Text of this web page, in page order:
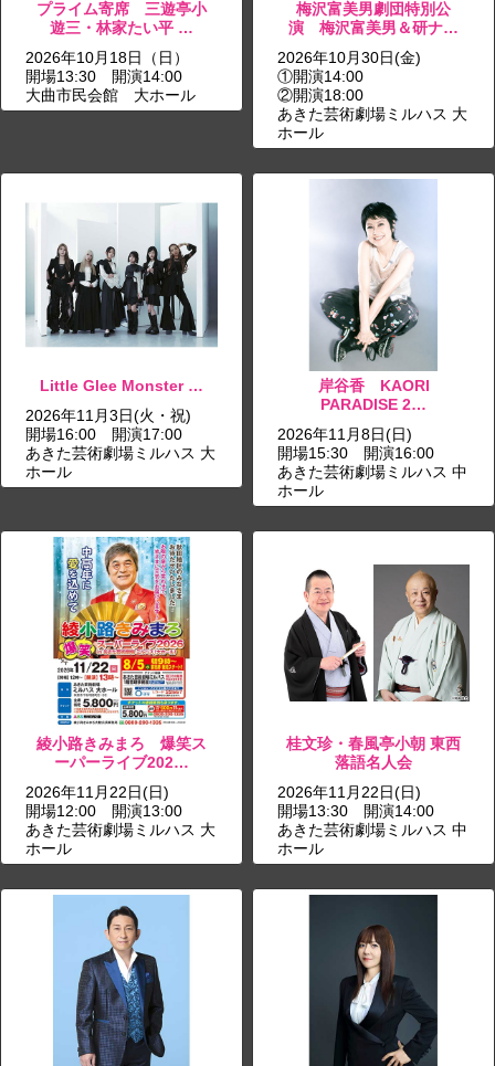
プライム寄席 三遊亭小
遊三・林家たい平 …
2026年10月18日（日）
開場13:30 開演14:00
大曲市民会館 大ホール
梅沢富美男劇団特別公
演 梅沢富美男＆研ナ…
2026年10月30日(金)
①開演14:00
②開演18:00
あきた芸術劇場ミルハス 大
ホール
Little Glee Monster …
2026年11月3日(火・祝)
開場16:00 開演17:00
あきた芸術劇場ミルハス 大
ホール
岸谷香 KAORI
PARADISE 2…
2026年11月8日(日)
開場15:30 開演16:00
あきた芸術劇場ミルハス 中
ホール
綾小路きみまろ 爆笑ス
ーパーライブ202…
2026年11月22日(日)
開場12:00 開演13:00
あきた芸術劇場ミルハス 大
ホール
桂文珍・春風亭小朝 東西
落語名人会
2026年11月22日(日)
開場13:30 開演14:00
あきた芸術劇場ミルハス 中
ホール